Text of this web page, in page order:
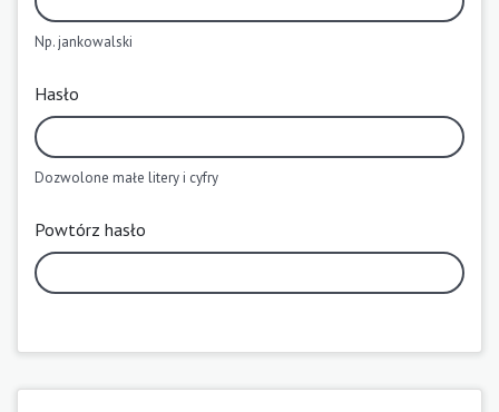
Np. jankowalski
Hasło
Dozwolone małe litery i cyfry
Powtórz hasło